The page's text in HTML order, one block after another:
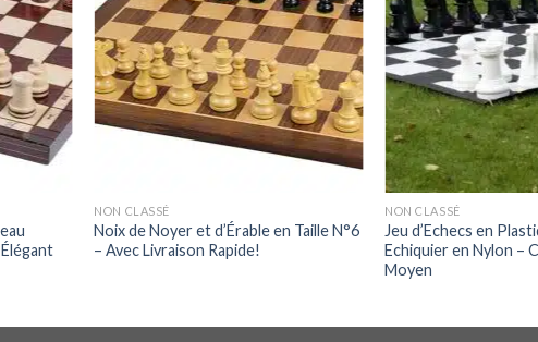
NON CLASSÉ
Noix de Noyer et d’Érable en Taille N°6
– Avec Livraison Rapide!
NON CLASSÉ
Jeu d’Echecs en
Echiquier en Nylon –
Moyen